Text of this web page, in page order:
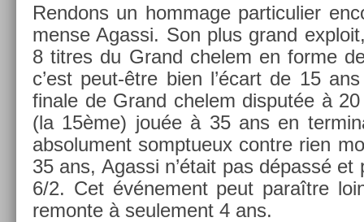
Re­ndons un hom­mage par­ticuli­er
mense Agas­si. Son plus grand
8 tit­res du Grand chelem en forme
c’est peut-être bien l’écart de 15
fin­ale de Grand chelem dis­put­ée à
(la 15ème) jouée à 35 ans en
ab­solu­ment somptueux con­tre rien
35 ans, Agas­si n’était pas dépassé et
6/2. Cet événe­ment peut paraître
re­mon­te à seule­ment 4 ans.